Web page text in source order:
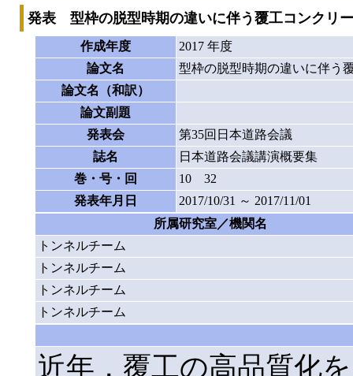
発表 型枠の脱型時期の違いに伴う覆工コンクリ
作成年度
2017 年度
論文名
型枠の脱型時期の違いに伴う
論文名（和訳）
論文副題
発表会
第35回日本道路会議
誌名
日本道路会議講演概要集
巻・号・回
10 32
発表年月日
2017/10/31 ～ 2017/11/01
所属研究室／機関名
トンネルチーム
トンネルチーム
トンネルチーム
トンネルチーム
近年，覆工の高品質化